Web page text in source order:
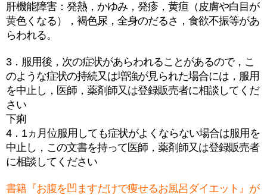
肝機能障害：発熱，かゆみ，発疹，黄疸（皮膚や白目が
黄色くなる），褐色尿，全身のだるさ，食欲不振等があ
らわれる。
3．服用後，次の症状があらわれることがあるので，こ
のような症状の持続又は増強が見られた場合には，服用
を中止し，医師，薬剤師又は登録販売者に相談してくだ
さい
下痢
4．1ヵ月位服用しても症状がよくならない場合は服用を
中止し，この文書を持って医師，薬剤師又は登録販売者
に相談してください
書籍『お腹を凹ますだけで痩せるお風呂ダイエット』が